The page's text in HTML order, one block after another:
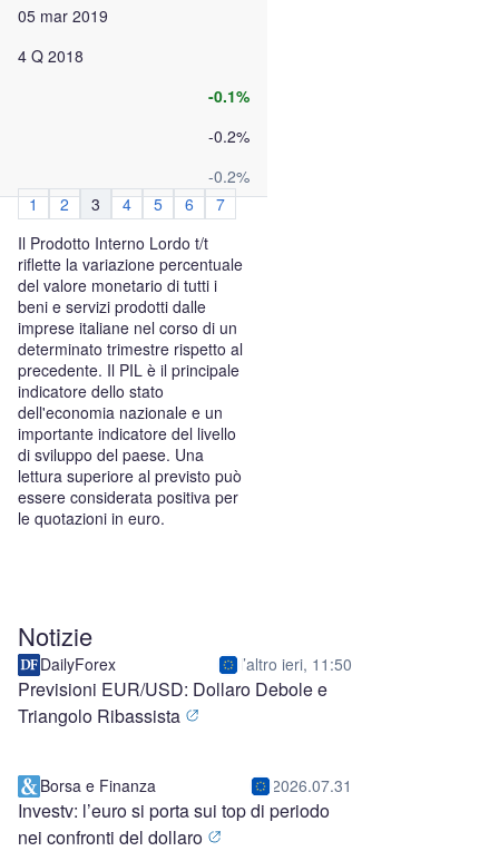
05 mar 2019
4 Q 2018
-0.1%
-0.2%
-0.2%
1
2 3 4 5 6
7
Il Prodotto Interno Lordo t/t
riflette la variazione percentuale
del valore monetario di tutti i
beni e servizi prodotti dalle
imprese italiane nel corso di un
determinato trimestre rispetto al
precedente. Il PIL è il principale
indicatore dello stato
dell'economia nazionale e un
importante indicatore del livello
di sviluppo del paese. Una
lettura superiore al previsto può
essere considerata positiva per
le quotazioni in euro.
Notizie
DailyForex l’altro ieri, 11:50
Previsioni EUR/USD: Dollaro Debole e
Triangolo Ribassista
Borsa e Finanza 2026.07.31
Investv: l’euro si porta sui top di periodo
nei confronti del dollaro